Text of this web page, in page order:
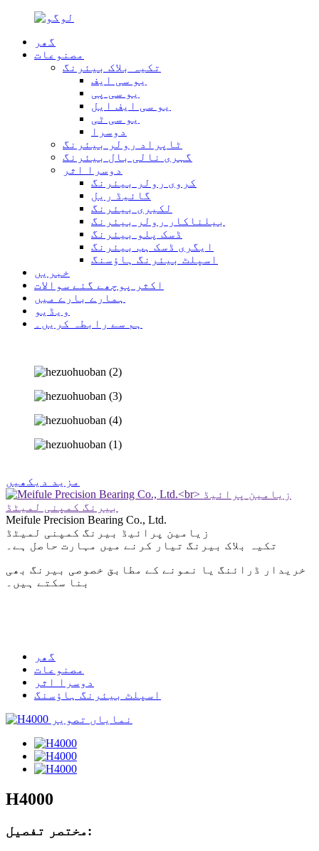
گھر
مصنوعات
تکیہ بلاک بیئرنگ
یو سی ایف
یو سی پی
یو سی ایف ایل
یو سی ٹی
دوسرا
ٹاپراد رولر بیئرنگ
گہری نالی بال بیئرنگ
دوسرا اثر
کروی رولر بیئرنگ
گائیڈ ریل
لکیری بیئرنگ
بیلناکار رولر بیئرنگ
ڈسک پلو بیئرنگ
ایگری ڈسک ہب بیئرنگ
اسپلٹ بیئرنگ ہاؤسنگ
خبریں
اکثر پوچھے گئے سوالات
ہمارے بارے میں
ویڈیو
ہم سے رابطہ کریں۔
مزید دیکھیں
Meifule Precision Bearing Co., Ltd.
زیامین پرائیڈ بیرنگ کمپنی لمیٹڈ
تکیہ بلاک بیرنگ تیار کرنے میں مہارت حاصل ہے۔
خریدار ڈرائنگ یا نمونے کے مطابق خصوصی بیرنگ بھی
بنا سکتے ہیں۔
گھر
مصنوعات
دوسرا اثر
اسپلٹ بیئرنگ ہاؤسنگ
H4000
مختصر تفصیل: